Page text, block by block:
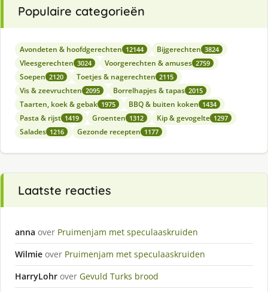
Populaire categorieën
Avondeten & hoofdgerechten 12144 Bijgerechten 3824
Vleesgerechten 3024 Voorgerechten & amuses 2759
Soepen 2120 Toetjes & nagerechten 2115
Vis & zeevruchten 2095 Borrelhapjes & tapas 2015
Taarten, koek & gebak 1975 BBQ & buiten koken 1434
Pasta & rijst 1419 Groenten 1312 Kip & gevogelte 1297
Salades 1216 Gezonde recepten 1177
Laatste reacties
anna over Pruimenjam met speculaaskruiden
Wilmie over Pruimenjam met speculaaskruiden
HarryLohr over Gevuld Turks brood